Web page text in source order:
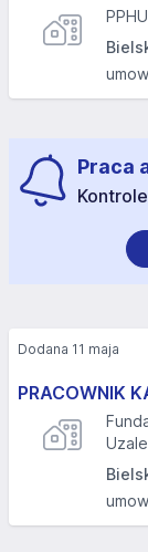
Praca
PRACOWNIK
Dodana 11 maja